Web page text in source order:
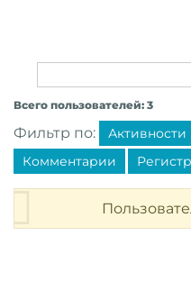
Всего пользователей: 3
Фильтр по: Активности
Комментарии